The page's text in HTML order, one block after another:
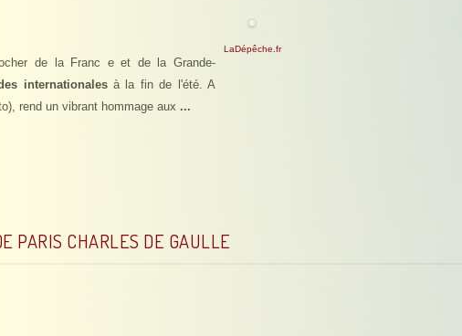
de la Franc e et de la Grande-
internationalesà la fin de l'été. A
rend un vibrant hommage aux ...
LaDépêche.fr
PARIS CHARLES DE GAULLE